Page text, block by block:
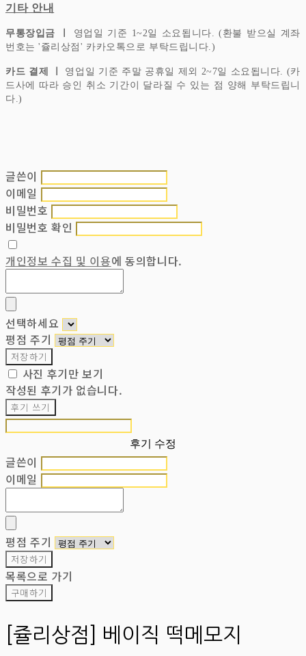
기타 안내
무통장입금 ㅣ 영업일 기준 1~2일 소요됩니다. (환불 받으실 계좌
번호는 '쥴리상점' 카카오톡으로 부탁드립니다.)
카드 결제 ㅣ 영업일 기준 주말 공휴일 제외 2~7일 소요됩니다. (카
드사에 따라 승인 취소 기간이 달라질 수 있는 점 양해 부탁드립니
다.)
글쓴이
이메일
비밀번호
비밀번호 확인
개인정보 수집 및 이용에 동의합니다.
선택하세요
평점 주기
저장하기
사진 후기만 보기
작성된 후기가 없습니다.
후기 쓰기
후기 수정
글쓴이
이메일
평점 주기
저장하기
목록으로 가기
구매하기
[쥴리상점] 베이직 떡메모지